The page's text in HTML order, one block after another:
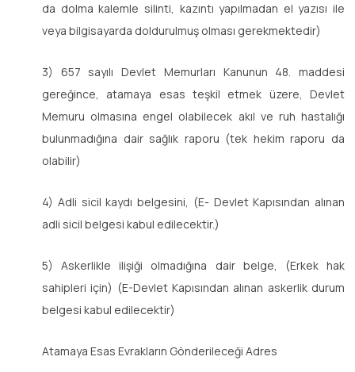
da dolma kalemle silinti, kazıntı yapılmadan el yazısı ile
veya bilgisayarda doldurulmuş olması gerekmektedir)
3) 657 sayılı Devlet Memurları Kanunun 48. maddesi
gereğince, atamaya esas teşkil etmek üzere, Devlet
Memuru olmasına engel olabilecek akıl ve ruh hastalığı
bulunmadığına dair sağlık raporu (tek hekim raporu da
olabilir)
4) Adli sicil kaydı belgesini, (E- Devlet Kapısından alınan
adli sicil belgesi kabul edilecektir.)
5) Askerlikle ilişiği olmadığına dair belge, (Erkek hak
sahipleri için) (E-Devlet Kapısından alınan askerlik durum
belgesi kabul edilecektir)
Atamaya Esas Evrakların Gönderileceği Adres